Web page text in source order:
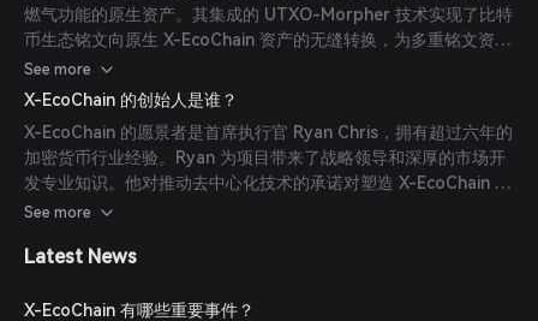
燃气功能的原生资产。其集成的 UTXO-Morpher 技术实现了比特
币生态铭文向原生 X-EcoChain 资产的无缝转换，为多重铭文资产
提供了增强的功能。
See more
X-EcoChain 的创始人是谁？
X-EcoChain 的愿景者是首席执行官 Ryan Chris，拥有超过六年的
加密货币行业经验。Ryan 为项目带来了战略领导和深厚的市场开
发专业知识。他对推动去中心化技术的承诺对塑造 X-EcoChain 的
使命和愿景起到了重要作用。
See more
Latest News
X-EcoChain 有哪些重要事件？